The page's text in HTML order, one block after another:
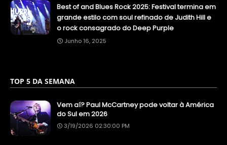
Best of and Blues Rock 2025: Festival termina em
grande estilo com soul refinado de Judith Hill e
o rock consagrado do Deep Purple
Junho 16, 2025
TOP 5 DA SEMANA
Vem aí? Paul McCartney pode voltar à América
do Sul em 2026
3/19/2026 02:30:00 PM